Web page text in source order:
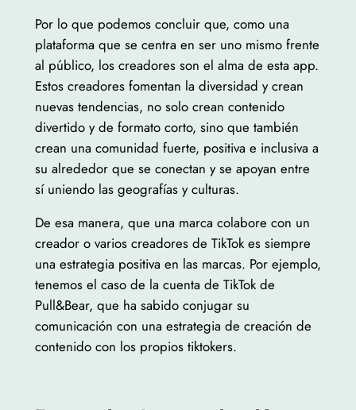
Por lo que podemos concluir que, como una
plataforma que se centra en ser uno mismo frente
al público, los creadores son el alma de esta app.
Estos creadores fomentan la diversidad y crean
nuevas tendencias, no solo crean contenido
divertido y de formato corto, sino que también
crean una comunidad fuerte, positiva e inclusiva a
su alrededor que se conectan y se apoyan entre
sí uniendo las geografías y culturas.
De esa manera, que una marca colabore con un
creador o varios creadores de TikTok es siempre
una estrategia positiva en las marcas. Por ejemplo,
tenemos el caso de la cuenta de TikTok de
Pull&Bear, que ha sabido conjugar su
comunicación con una estrategia de creación de
contenido con los propios tiktokers.